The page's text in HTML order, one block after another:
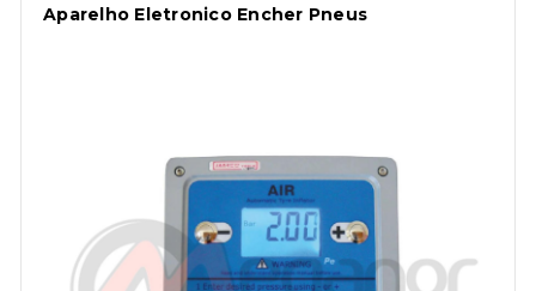
Aparelho Eletronico Encher Pneus